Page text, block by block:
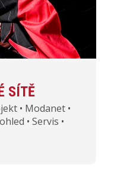
SÍTĚ
• Modanet •
• Servis •